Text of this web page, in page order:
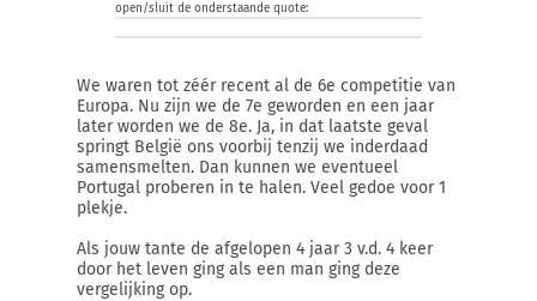
open/sluit de onderstaande quote:
We waren tot zéér recent al de 6e competitie van
Europa. Nu zijn we de 7e geworden en een jaar
later worden we de 8e. Ja, in dat laatste geval
springt België ons voorbij tenzij we inderdaad
samensmelten. Dan kunnen we eventueel
Portugal proberen in te halen. Veel gedoe voor 1
plekje.
Als jouw tante de afgelopen 4 jaar 3 v.d. 4 keer
door het leven ging als een man ging deze
vergelijking op.